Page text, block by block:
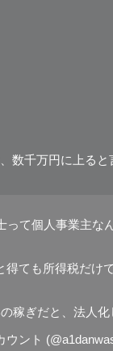
数千万円に上ると
って個人事業主な
得ても所得税だけ
稼ぎだと、法人
ント